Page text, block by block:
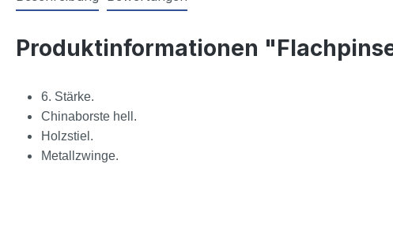
Produktinformationen
6. Stärke.
Chinaborste hell.
Holzstiel.
Metallzwinge.